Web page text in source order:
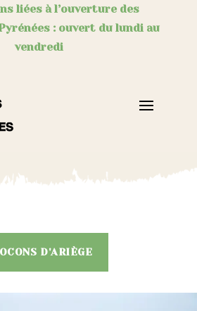
liées à l’ouverture des
: ouvert du lundi au
vendredi
D'ARIÈGE